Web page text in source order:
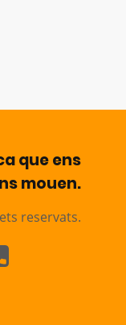
que ens
mouen.
reservats.